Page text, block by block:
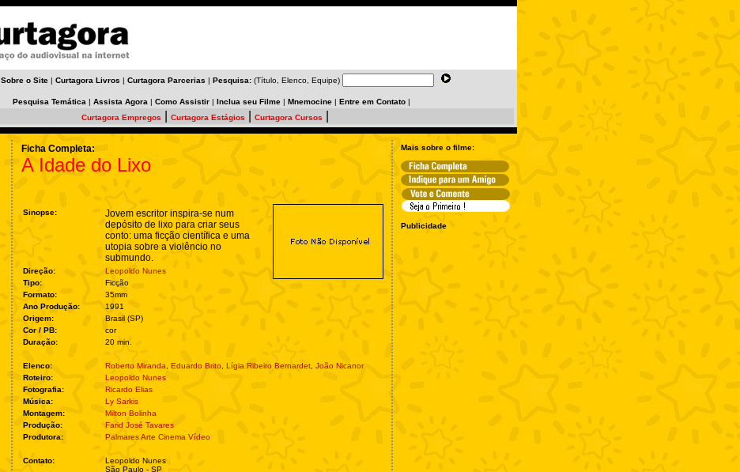
Sobre o Site | Curtagora Livros | Curtagora Parcerias | Pesquisa: (Título, Elenco, Equipe)
Pesquisa Temática | Assista Agora | Como Assistir | Inclua seu Filme | Mnemocine | Entre em Contato |
Curtagora Empregos
Curtagora Estágios Curtagora Cursos
Ficha Completa:
A Idade do Lixo
Sinopse:
Jovem escritor inspira-se num
depósito de lixo para criar seus
conto: uma ficção científica e uma
utopia sobre a violêncio no
submundo.
Direção:
Leopoldo Nunes
Tipo:
Ficção
Formato:
35mm
Ano Produção:
1991
Origem:
Brasil (SP)
Cor / PB:
cor
Duração:
20 min.
Elenco: Roberto Miranda Eduardo Brito Lígia Ribeiro Bernardet João Nicanor
Roteiro:
Leopoldo Nunes
Fotografia:
Ricardo Elias
Música:
Ly Sarkis
Montagem:
Milton Bolinha
Produção:
Farid José Tavares
Produtora:
Palmares Arte Cinema Vídeo
Contato:
Leopoldo Nunes
São Paulo - SP
Mais sobre o filme:
Publicidade